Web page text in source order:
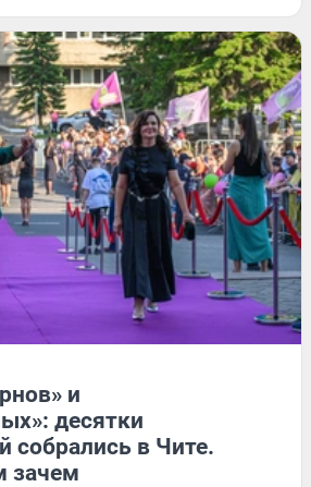
и
десятки
собрались в Чите.
зачем